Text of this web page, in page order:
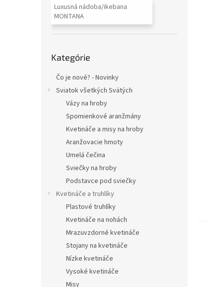
Luxusná nádoba/ikebana
MONTANA
kategórie
Kategórie
Čo je nové? - Novinky
Sviatok všetkých Svätých
Vázy na hroby
Spomienkové aranžmány
Kvetináče a misy na hroby
Aranžovacie hmoty
Umelá čečina
Sviečky na hroby
Podstavce pod sviečky
Kvetináče a truhlíky
Plastové truhlíky
Kvetináče na nohách
Mrazuvzdorné kvetináče
Stojany na kvetináče
Nízke kvetináče
Vysoké kvetináče
Misy